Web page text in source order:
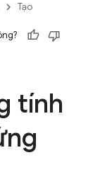
Tạo
tính